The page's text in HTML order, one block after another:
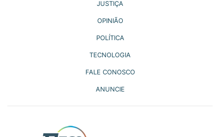
JUSTIÇA
OPINIÃO
POLÍTICA
TECNOLOGIA
FALE CONOSCO
ANUNCIE